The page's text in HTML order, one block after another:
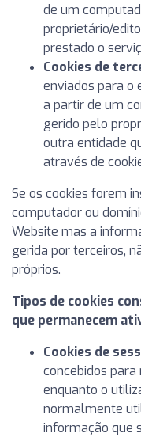
de um
proprietário/
prestado o
Cookies de
enviados para o
a partir de um
gerido pelo
outra entidade
através de
Se os cookies forem
computador ou
Website mas a
gerida por terceiros,
próprios.
Tipos de cookies
que permanecem
Cookies de
concebidos
enquanto o
normalmente
informação que